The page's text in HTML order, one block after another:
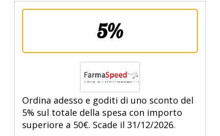
5%
Ordina adesso e goditi di uno sconto del
5% sul totale della spesa con importo
superiore a 50€. Scade il 31/12/2026.